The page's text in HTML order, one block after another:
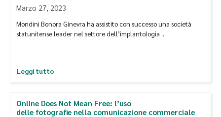
Marzo 27, 2023
Mondini Bonora Ginevra ha assistito con successo una società
statunitense leader nel settore dell’implantologia …
Leggi tutto
Online Does Not Mean Free: l’uso
delle fotografie nella comunicazione commerciale